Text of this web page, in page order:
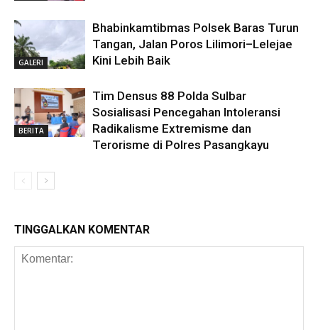
GALERI
Bhabinkamtibmas Polsek Baras Turun
Tangan, Jalan Poros Lilimori–Lelejae
Kini Lebih Baik
BERITA
Tim Densus 88 Polda Sulbar
Sosialisasi Pencegahan Intoleransi
Radikalisme Extremisme dan
Terorisme di Polres Pasangkayu
TINGGALKAN KOMENTAR